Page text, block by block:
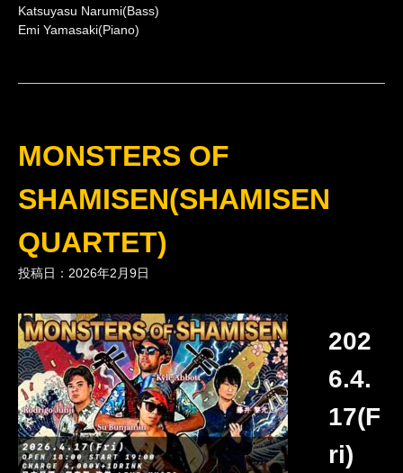
Katsuyasu Narumi(Bass)
Emi Yamasaki(Piano)
MONSTERS OF
SHAMISEN(SHAMISEN
QUARTET)
投稿日：2026年2月9日
202
6.4.
17(F
ri)